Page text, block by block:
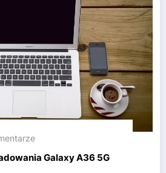
Galaxy A36 5G